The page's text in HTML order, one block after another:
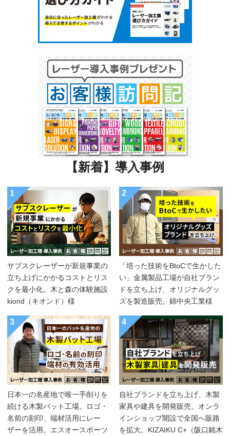
【新着】導入事例
1
サブスクレーザーが新規事業の
立ち上げにかかるコストとリス
クを最小化。木と森の体験施設
kiond（キオンド）様
2
「培った技術をBtoCで生かした
い」金属製品工場が自社ブラン
ドを立ち上げ、オリジナルグッ
ズを製造販売。錦中央工業様
3
日本一の名産地で唯一手削りを
続ける木製バット工場。ロゴ・
名前の刻印、端材活用にレー
ザーを活用。エスオースポーツ
4
自社ブランドを立ち上げ、木製
家具や建具を開発販売。オンラ
インショップ開設で全国へ販路
を拡大。KIZAIKU C+（阪口銘木